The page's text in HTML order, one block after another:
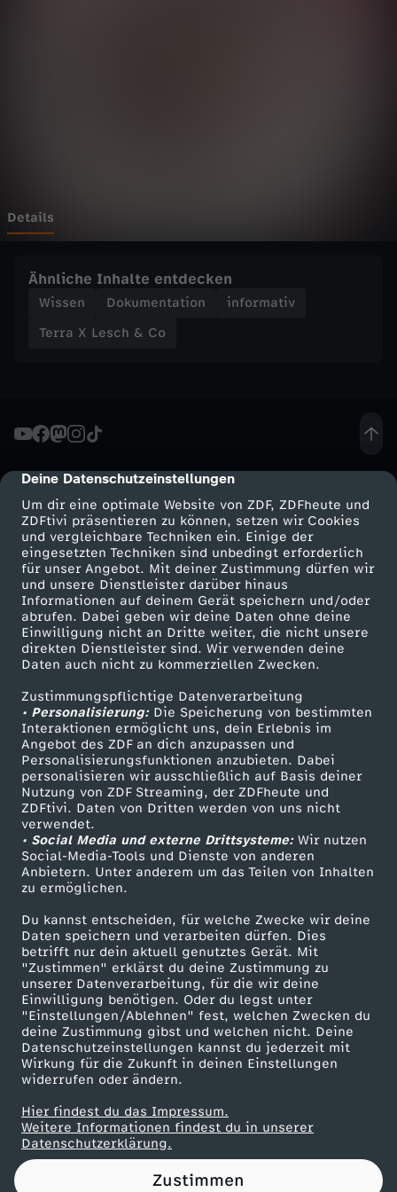
cmp-dialog-description
Deine Datenschutzeinstellungen
Um dir eine optimale Website von ZDF, ZDFheute und
ZDFtivi präsentieren zu können, setzen wir Cookies
und vergleichbare Techniken ein. Einige der
eingesetzten Techniken sind unbedingt erforderlich
für unser Angebot. Mit deiner Zustimmung dürfen wir
und unsere Dienstleister darüber hinaus
Informationen auf deinem Gerät speichern und/oder
abrufen. Dabei geben wir deine Daten ohne deine
Einwilligung nicht an Dritte weiter, die nicht unsere
direkten Dienstleister sind. Wir verwenden deine
Daten auch nicht zu kommerziellen Zwecken.
Zustimmungspflichtige Datenverarbeitung
• Personalisierung:Die Speicherung von bestimmten
Interaktionen ermöglicht uns, dein Erlebnis im
Angebot des ZDF an dich anzupassen und
Personalisierungsfunktionen anzubieten. Dabei
personalisieren wir ausschließlich auf Basis deiner
Nutzung von ZDF Streaming, der ZDFheute und
ZDFtivi. Daten von Dritten werden von uns nicht
verwendet.
• Social Media und externe Drittsysteme:Wir nutzen
Social-Media-Tools und Dienste von anderen
Anbietern. Unter anderem um das Teilen von Inhalten
zu ermöglichen.
Du kannst entscheiden, für welche Zwecke wir deine
Daten speichern und verarbeiten dürfen. Dies
betrifft nur dein aktuell genutztes Gerät. Mit
"Zustimmen" erklärst du deine Zustimmung zu
unserer Datenverarbeitung, für die wir deine
Einwilligung benötigen. Oder du legst unter
"Einstellungen/Ablehnen" fest, welchen Zwecken du
deine Zustimmung gibst und welchen nicht. Deine
Datenschutzeinstellungen kannst du jederzeit mit
Wirkung für die Zukunft in deinen Einstellungen
widerrufen oder ändern.
Hier findest du das Impressum.
Weitere Informationen findest du in unserer
Datenschutzerklärung.
Zustimmen
C
-
a
u
c
h
e
n
w
i
r
d
e
n
M
o
n
d
?
Details
Ähnliche Inhalte entdecken
Wissen Dokumentation
informativ
Terra X Lesch & Co
Mehr ZDF
ZDF-Apps
Smart TV
ZDFtext
Livestreams
Sendungen A-Z
TV-Programm
Service
ZDFmitreden
Kontakt zum ZDF
Tickets
Zuschauerservice
Hilfe
ZDF Unternehmen
Karriere
ZDF goes Schule
Werbefernsehen
Mainzelmännchen
Partner